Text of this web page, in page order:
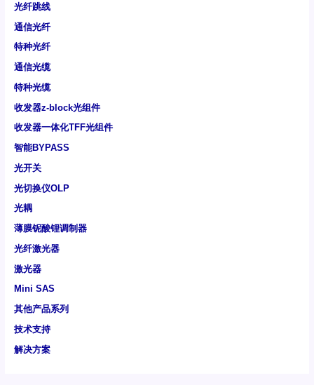
光纤跳线
通信光纤
特种光纤
通信光缆
特种光缆
收发器z-block光组件
收发器一体化TFF光组件
智能BYPASS
光开关
光切换仪OLP
光耦
薄膜铌酸锂调制器
光纤激光器
激光器
Mini SAS
其他产品系列
技术支持
解决方案